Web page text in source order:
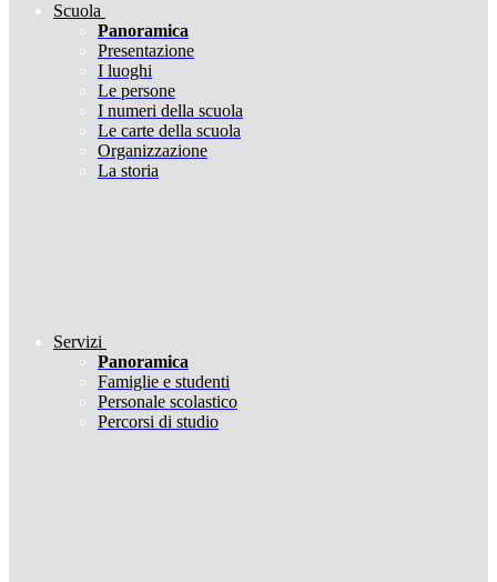
Scuola
Panoramica
Presentazione
I luoghi
Le persone
I numeri della scuola
Le carte della scuola
Organizzazione
La storia
Servizi
Panoramica
Famiglie e studenti
Personale scolastico
Percorsi di studio